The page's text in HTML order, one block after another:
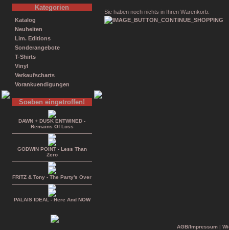
Kategorien
Katalog
Neuheiten
Lim. Editions
Sonderangebote
T-Shirts
Vinyl
Verkaufscharts
Vorankuendigungen
Soeben eingetroffen!
DAWN + DUSK ENTWINED -
Remains Of Loss
GODWIN POINT - Less Than
Zero
FRITZ & Tony - The Party's Over
PALAIS IDEAL - Here And NOW
Sie haben noch nichts in Ihren Warenkorb.
AGB/Impressum|